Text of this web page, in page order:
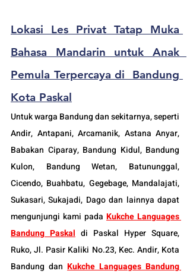
Lokasi Les Privat Tatap Muka
Bahasa Mandarin untuk Anak
Pemula Terpercaya di  Bandung
Kota Paskal
Untuk warga Bandung dan sekitarnya, seperti
Andir, Antapani, Arcamanik, Astana Anyar,
Babakan Ciparay, Bandung Kidul, Bandung
Kulon, Bandung Wetan, Batununggal,
Cicendo, Buahbatu, Gegebage, Mandalajati,
Sukasari, Sukajadi, Dago dan lainnya dapat
mengunjungi kami pada Kukche Languages
Bandung Paskal di Paskal Hyper Square,
Ruko, Jl. Pasir Kaliki No.23, Kec. Andir, Kota
Bandung dan Kukche Languages Bandung